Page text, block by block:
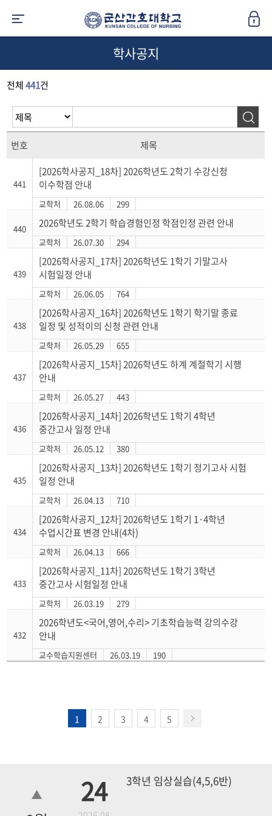
학사공지
전체441건
번호 제목
441
[2026학사공지_18차] 2026학년도 2학기 수강신청
이수학점 안내
교학처 26.08.06 299
440 2026학년도 2학기 학습경험인정 학점인정 관련 안내
교학처 26.07.30 294
439
[2026학사공지_17차] 2026학년도 1학기 기말고사
시험일정 안내
교학처 26.06.05 764
438
[2026학사공지_16차] 2026학년도 1학기 학기말 종료
일정 및 성적이의 신청 관련 안내
교학처 26.05.29 655
437
[2026학사공지_15차] 2026학년도 하계 계절학기 시행
안내
교학처 26.05.27 443
436
[2026학사공지_14차] 2026학년도 1학기 4학년
중간고사 일정 안내
교학처 26.05.12 380
435
[2026학사공지_13차] 2026학년도 1학기 정기고사 시험
일정 안내
교학처 26.04.13 710
434
[2026학사공지_12차] 2026학년도 1학기 1·4학년
수업시간표 변경 안내(4차)
교학처 26.04.13 666
433
[2026학사공지_11차] 2026학년도 1학기 3학년
중간고사 시험일정 안내
교학처 26.03.19 279
432
2026학년도<국어,영어,수리> 기초학습능력 강의수강
안내
교수학습지원센터 26.03.19 190
1 2 3 4 5
24 3학년 임상실습(4,5,6반)